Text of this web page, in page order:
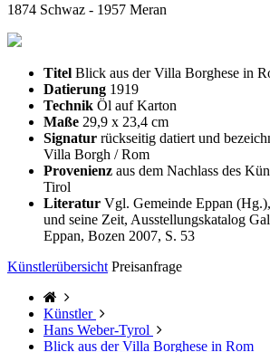
1874 Schwaz - 1957 Meran
Titel Blick aus der Villa Borghese in
Datierung 1919
Technik Öl auf Karton
Maße 29,9 x 23,4 cm
Signatur rückseitig datiert und
Villa Borgh / Rom
Provenienz aus dem Nachlass des
Tirol
Literatur Vgl. Gemeinde Eppan
und seine Zeit, Ausstellungskatalog
Eppan, Bozen 2007, S. 53
Künstlerübersicht Preisanfrage
Künstler
Hans Weber-Tyrol
Blick aus der Villa Borghese in Rom